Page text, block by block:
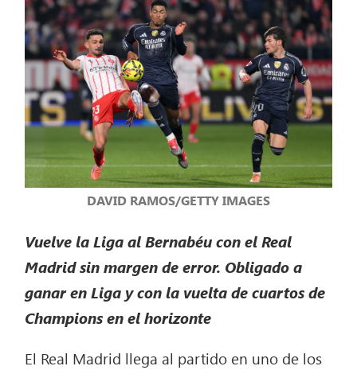
DAVID RAMOS/GETTY IMAGES
Vuelve la Liga al Bernabéu con el Real
Madrid sin margen de error. Obligado a
ganar en Liga y con la vuelta de cuartos de
Champions en el horizonte
El Real Madrid llega al partido en uno de los